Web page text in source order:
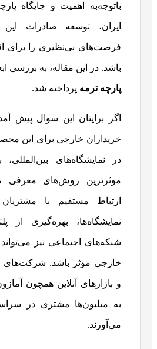
باتوجه‌به اهمیت و جایگاه
ایران، توسعه صادرات
فرصت‌های بی‌نظیری را برای
باشد. در این مقاله، به بررسی
پارچه ترمه پرداخته شد.
اگر برایتان این سوال پیش
خریداران خارجی برای این
در نمایشگاه‌های
موثرترین روش‌های معرفی
ارتباط مستقیم با
نمایشگاه‌ها، بهره‌گیری از
شبکه‌های اجتماعی نیز
خارجی مؤثر باشد. شرکت‌های
و بازارهای آنلاین همچون
به میلیون‌ها مشتری در
می‌آورند.